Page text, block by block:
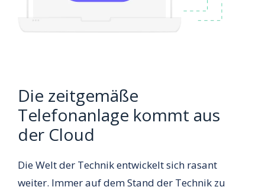
Die zeitgemäße
Telefonanlage kommt aus
der Cloud
Die Welt der Technik entwickelt sich rasant
weiter. Immer auf dem Stand der Technik zu